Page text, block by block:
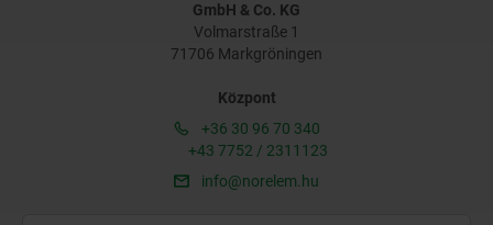
GmbH & Co. KG
Volmarstraße 1
71706 Markgröningen
Központ
+36 30 96 70 340
+43 7752 / 2311123
info@norelem.hu